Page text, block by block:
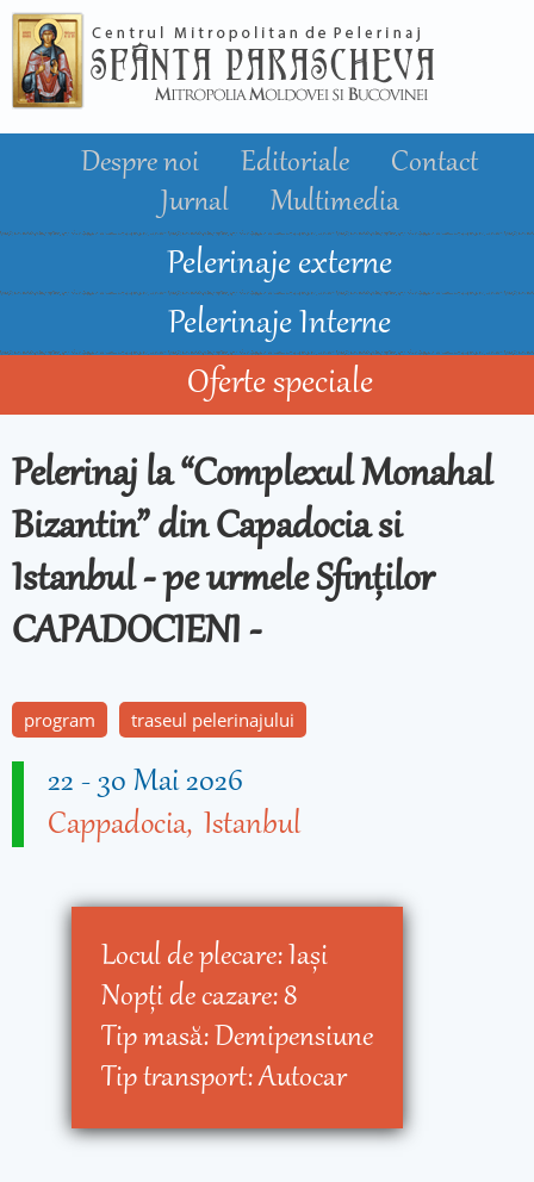
conţinutul
principal
Despre noi Editoriale
Contact
Jurnal
Multimedia
Pelerinaje externe
Pelerinaje Interne
Oferte speciale
Pelerinaj la “Complexul Monahal
Bizantin” din Capadocia si
Istanbul - pe urmele Sfinților
CAPADOCIENI -
program traseul pelerinajului
22 - 30 Mai 2026
Cappadocia Istanbul
Locul de plecare:Iaşi
Nopţi de cazare:8
Tip masă:Demipensiune
Tip transport:Autocar